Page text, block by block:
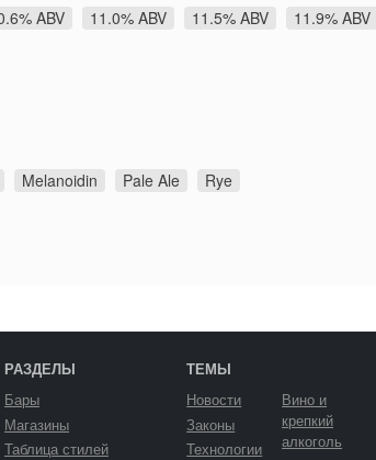
ABV 11.0% ABV 11.5% ABV 11.9% ABV
Melanoidin Pale Ale
Rye
РАЗДЕЛЫ
Бары
Магазины
Таблица стилей
ТЕМЫ
Новости
Законы
Технологии
Вино и
крепкий
алкоголь